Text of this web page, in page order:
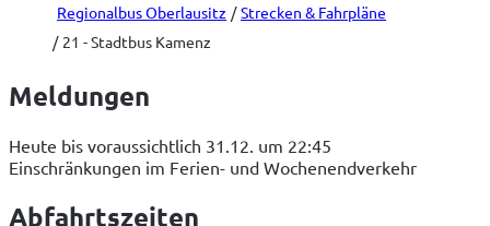
Regionalbus Oberlausitz
Strecken & Fahrpläne
21 - Stadtbus Kamenz
Meldungen
Heute bis voraussichtlich 31.12. um 22:45
Einschränkungen im Ferien- und Wochenendverkehr
Abfahrtszeiten